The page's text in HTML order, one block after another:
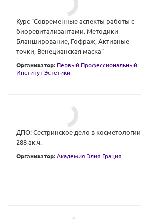
Курс "Современные аспекты работы с
биоревитализантами. Методики
Бланширование, Гофраж, Активные
точки, Венецианская маска"
Организатор: Первый Профессиональный
Институт Эстетики
ДПО: Сестринское дело в косметологии
288 ак.ч.
Организатор: Академия Элия Грация